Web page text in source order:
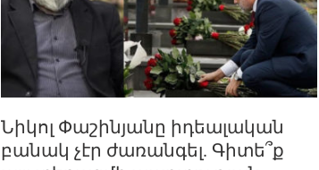
Նիկոլ Փաշինյանը իդեալական
բանակ չէր ժառանգել. Գիտե՞ք